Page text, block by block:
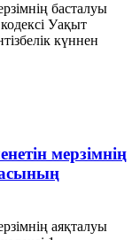
басталуы
Уақыт
күннен
мерзiмнiң
аяқталуы